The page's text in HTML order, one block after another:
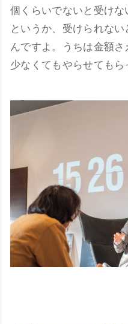
個くらいでないと受けな
というか、受けられな
んですよ。うちは金額
少なくてもやらせてもら